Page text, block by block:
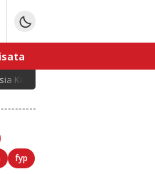
Kian Berkembang, Denka
fyp